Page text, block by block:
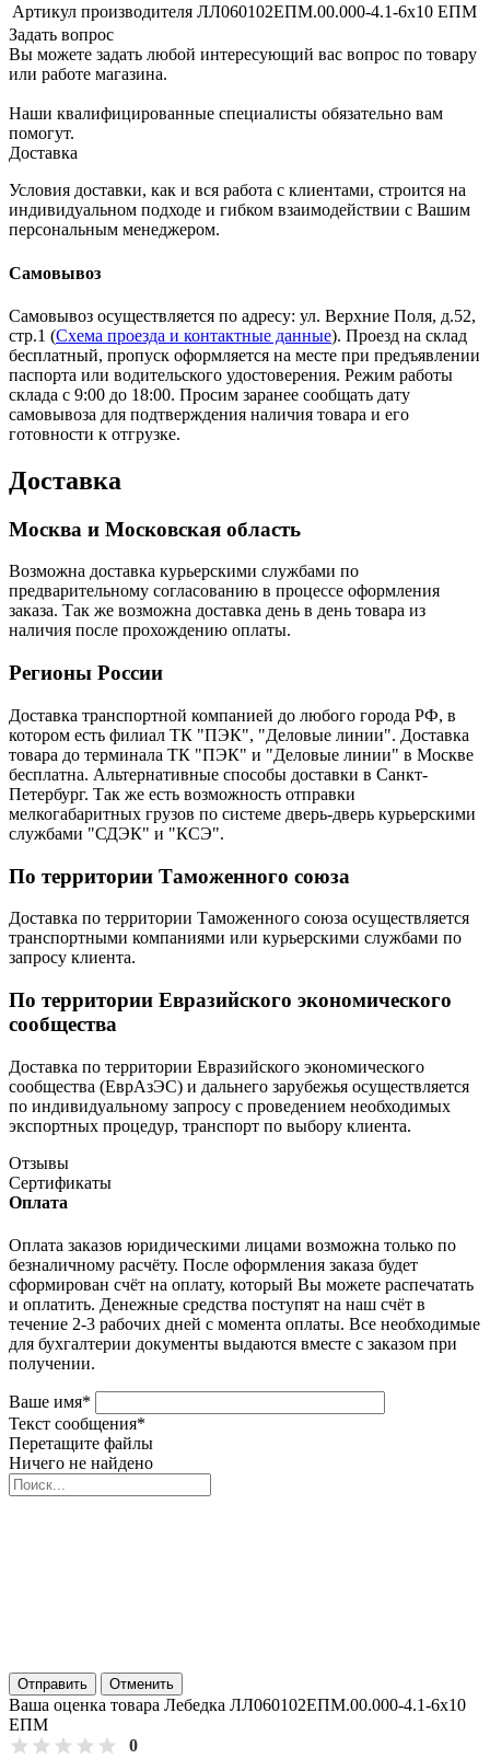
Артикул производителя ЛЛ060102ЕПМ.00.000-4.1-6х10 ЕПМ
Задать вопрос
Вы можете задать любой интересующий вас вопрос по товару
или работе магазина.
Наши квалифицированные специалисты обязательно вам
помогут.
Доставка
Условия доставки, как и вся работа с клиентами, строится на
индивидуальном подходе и гибком взаимодействии с Вашим
персональным менеджером.
Самовывоз
Самовывоз осуществляется по адресу: ул. Верхние Поля, д.52,
стр.1 (Схема проезда и контактные данные). Проезд на склад
бесплатный, пропуск оформляется на месте при предъявлении
паспорта или водительского удостоверения. Режим работы
склада с 9:00 до 18:00. Просим заранее сообщать дату
самовывоза для подтверждения наличия товара и его
готовности к отгрузке.
Доставка
Москва и Московская область
Возможна доставка курьерскими службами по
предварительному согласованию в процессе оформления
заказа. Так же возможна доставка день в день товара из
наличия после прохождению оплаты.
Регионы России
Доставка транспортной компанией до любого города РФ, в
котором есть филиал ТК "ПЭК", "Деловые линии". Доставка
товара до терминала ТК "ПЭК" и "Деловые линии" в Москве
бесплатна. Альтернативные способы доставки в Санкт-
Петербург. Так же есть возможность отправки
мелкогабаритных грузов по системе дверь-дверь курьерскими
службами "СДЭК" и "КСЭ".
По территории Таможенного союза
Доставка по территории Таможенного союза осуществляется
транспортными компаниями или курьерскими службами по
запросу клиента.
По территории Евразийского экономического
сообщества
Доставка по территории Евразийского экономического
сообщества (ЕврАзЭС) и дальнего зарубежья осуществляется
по индивидуальному запросу с проведением необходимых
экспортных процедур, транспорт по выбору клиента.
Отзывы
Сертификаты
Оплата
Оплата заказов юридическими лицами возможна только по
безналичному расчёту. После оформления заказа будет
сформирован счёт на оплату, который Вы можете распечатать
и оплатить. Денежные средства поступят на наш счёт в
течение 2-3 рабочих дней с момента оплаты. Все необходимые
для бухгалтерии документы выдаются вместе с заказом при
получении.
Ваше имя*
Текст сообщения*
Перетащите файлы
Ничего не найдено
Отправить Отменить
Ваша оценка товара Лебедка ЛЛ060102ЕПМ.00.000-4.1-6х10
ЕПМ
0